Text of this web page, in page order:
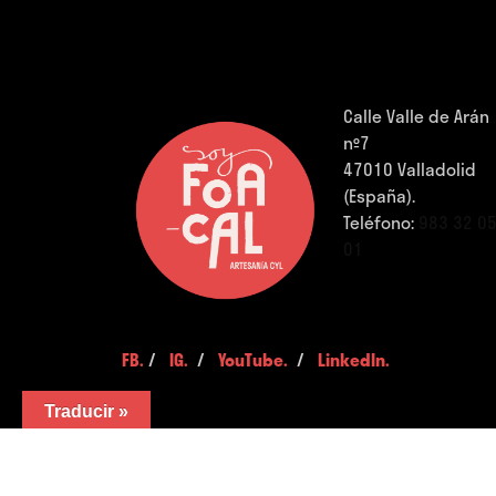
Calle Valle de Arán
nº7
47010 Valladolid
(España).
Teléfono:
FB. /IG. /YouTube. /LinkedIn.
Traducir »